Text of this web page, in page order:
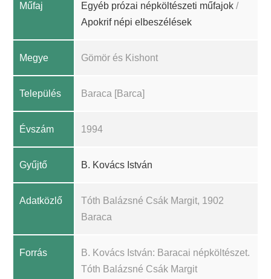
Műfaj Egyéb prózai népköltészeti műfajok /
Apokrif népi elbeszélések
Megye Gömör és Kishont
Település Baraca [Barca]
Évszám 1994
Gyűjtő B. Kovács István
Adatközlő
Tóth Balázsné Csák Margit, 1902
Baraca
Forrás
B. Kovács István: Baracai népköltészet.
Tóth Balázsné Csák Margit